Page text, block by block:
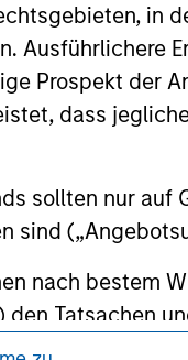
in
Prospekt der
dass
sollten nur
sind
nach bestem
Tatsachen